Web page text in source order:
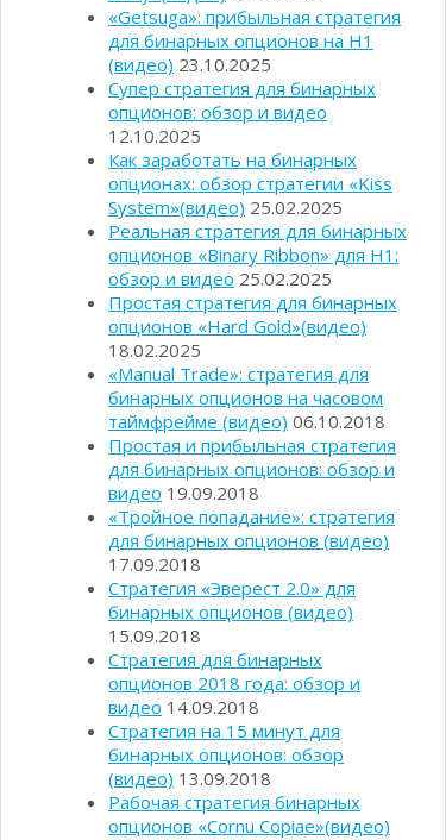
«Getsuga»: прибыльная стратегия
для бинарных опционов на Н1
(видео) 23.10.2025
Супер стратегия для бинарных
опционов: обзор и видео
12.10.2025
Как заработать на бинарных
опционах: обзор стратегии «Kiss
System»(видео) 25.02.2025
Реальная стратегия для бинарных
опционов «Binary Ribbon» для Н1:
обзор и видео 25.02.2025
Простая стратегия для бинарных
опционов «Hard Gold»(видео)
18.02.2025
«Manual Trade»: стратегия для
бинарных опционов на часовом
таймфрейме (видео) 06.10.2018
Простая и прибыльная стратегия
для бинарных опционов: обзор и
видео 19.09.2018
«Тройное попадание»: стратегия
для бинарных опционов (видео)
17.09.2018
Стратегия «Эверест 2.0» для
бинарных опционов (видео)
15.09.2018
Стратегия для бинарных
опционов 2018 года: обзор и
видео 14.09.2018
Стратегия на 15 минут для
бинарных опционов: обзор
(видео) 13.09.2018
Рабочая стратегия бинарных
опционов «Cornu Copiae»(видео)